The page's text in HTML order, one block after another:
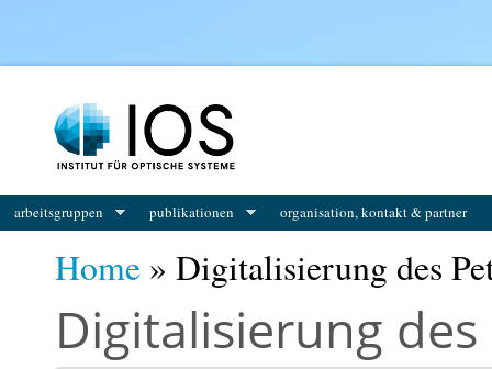
arbeitsgruppen publikationen organisation, kontakt & partner
Home » Digitalisierung des
Digitalisierung